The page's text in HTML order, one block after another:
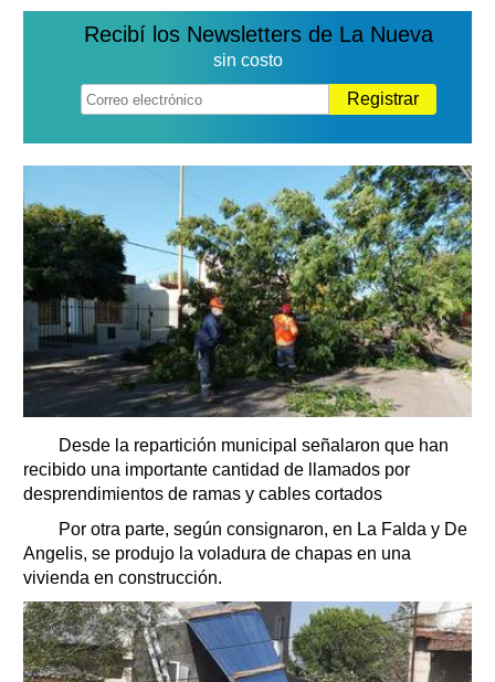
Recibí los Newsletters de La Nueva
sin costo
Registrar
Desde la repartición municipal señalaron que han
recibido una importante cantidad de llamados por
desprendimientos de ramas y cables cortados
Por otra parte, según consignaron, en La Falda y De
Angelis, se produjo la voladura de chapas en una
vivienda en construcción.